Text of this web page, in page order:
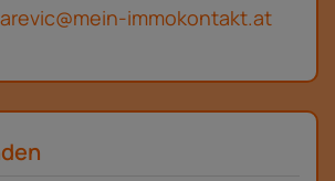
immokontakt.at